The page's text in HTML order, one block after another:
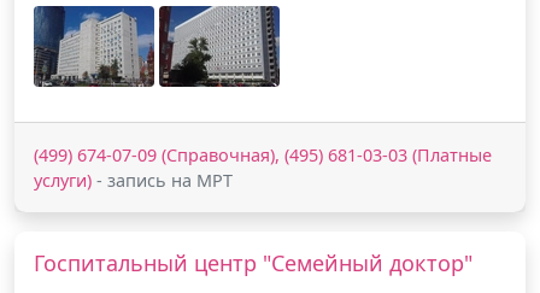
(499) 674-07-09 (Справочная), (495) 681-03-03 (Платные
услуги) - запись на МРТ
Госпитальный центр "Семейный доктор"